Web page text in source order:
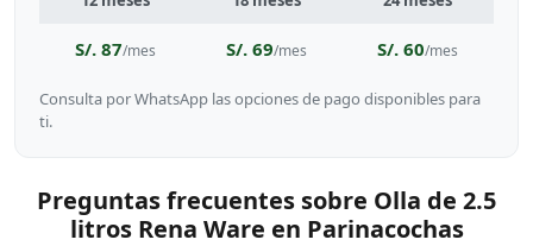
S/. 87/mes S/. 69/mes S/. 60/mes
Consulta por WhatsApp las opciones de pago disponibles para
ti.
Preguntas frecuentes sobre Olla de 2.5
litros Rena Ware en Parinacochas